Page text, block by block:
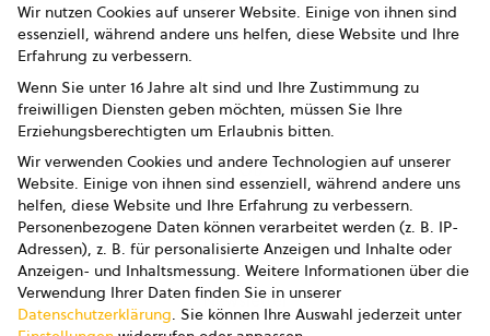
Presse
Impressum
Datenschutz
AGB
AGB Marketing GmbH
AGB Bildung
Newsletter
Wir nutzen Cookies auf unserer Website. Einige von ihnen sind
essenziell, während andere uns helfen, diese Website und Ihre
Erfahrung zu verbessern.
Wenn Sie unter 16 Jahre alt sind und Ihre Zustimmung zu
freiwilligen Diensten geben möchten, müssen Sie Ihre
Erziehungsberechtigten um Erlaubnis bitten.
Wir verwenden Cookies und andere Technologien auf unserer
Website. Einige von ihnen sind essenziell, während andere uns
helfen, diese Website und Ihre Erfahrung zu verbessern.
Personenbezogene Daten können verarbeitet werden (z. B. IP-
Adressen), z. B. für personalisierte Anzeigen und Inhalte oder
Anzeigen- und Inhaltsmessung. Weitere Informationen über die
Verwendung Ihrer Daten finden Sie in unserer
Datenschutzerklärung. Sie können Ihre Auswahl jederzeit unter